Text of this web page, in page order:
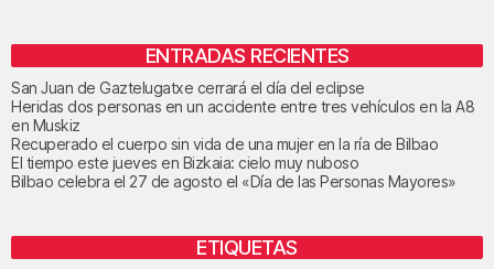
ENTRADAS RECIENTES
San Juan de Gaztelugatxe cerrará el día del eclipse
Heridas dos personas en un accidente entre tres vehículos en la A8
en Muskiz
Recuperado el cuerpo sin vida de una mujer en la ría de Bilbao
El tiempo este jueves en Bizkaia: cielo muy nuboso
Bilbao celebra el 27 de agosto el «Día de las Personas Mayores»
ETIQUETAS